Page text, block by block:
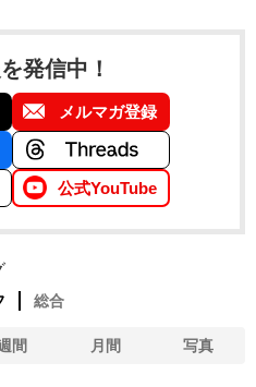
発信中！
メルマガ登録
公式YouTube
総合
間 月間 写真